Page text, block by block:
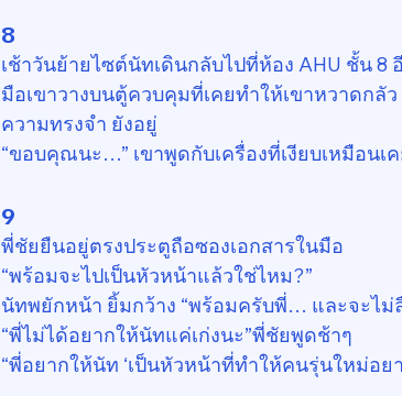
8
เช้าวันย้ายไซต์นัทเดินกลับไปที่ห้อง AHU ชั้น 8
มือเขาวางบนตู้ควบคุมที่เคยทำให้เขาหวาดก
ความทรงจำ ยังอยู่
“ขอบคุณนะ…” เขาพูดกับเครื่องที่เงียบเหมือนเ
9
พี่ชัยยืนอยู่ตรงประตูถือซองเอกสารในมือ
“พร้อมจะไปเป็นหัวหน้าแล้วใช่ไหม?”
นัทพยักหน้า ยิ้มกว้าง “พร้อมครับพี่… และจะไม่
“พี่ไม่ได้อยากให้นัทแค่เก่งนะ”พี่ชัยพูดช้าๆ
“พี่อยากให้นัท ‘เป็นหัวหน้าที่ทำให้คนรุ่นใหม่อ